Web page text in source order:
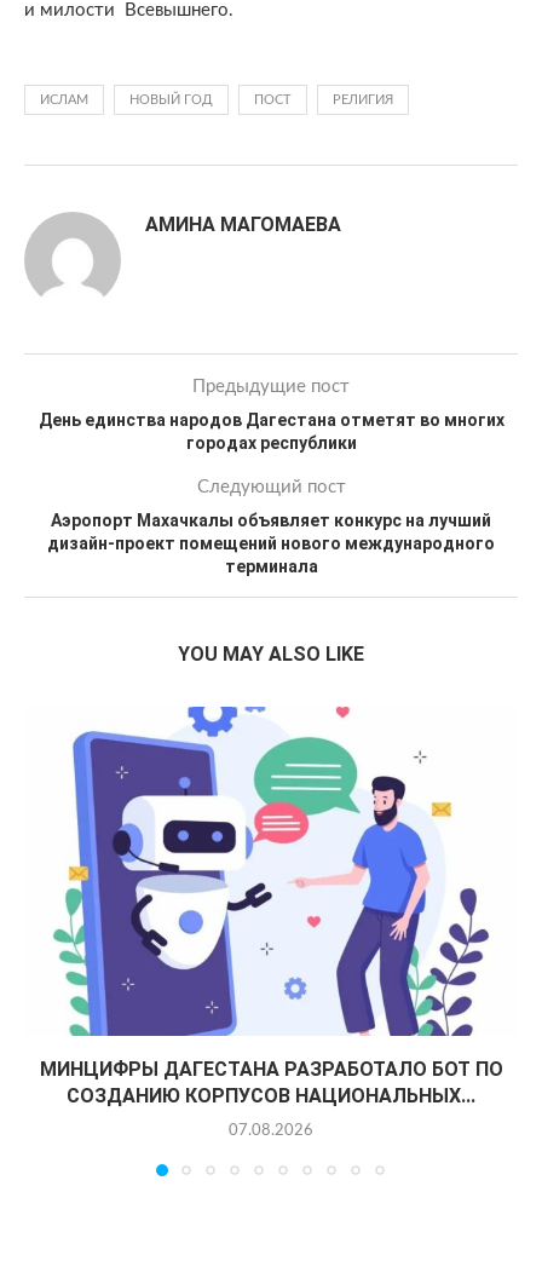
и милости Всевышнего.
ИСЛАМ НОВЫЙ ГОД ПОСТ РЕЛИГИЯ
АМИНА МАГОМАЕВА
Предыдущие пост
День единства народов Дагестана отметят во многих
городах республики
Следующий пост
Аэропорт Махачкалы объявляет конкурс на лучший
дизайн-проект помещений нового международного
терминала
YOU MAY ALSO LIKE
МИНЦИФРЫ ДАГЕСТАНА РАЗРАБОТАЛО БОТ ПО
СОЗДАНИЮ КОРПУСОВ НАЦИОНАЛЬНЫХ...
07.08.2026